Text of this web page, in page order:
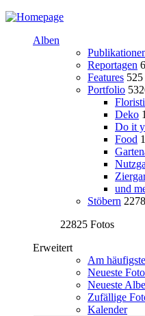
Alben
Reportagen
Features 525
Portfolio
Deko
Do it
Food
und
Stöbern
22825 Fotos
Erweitert
Am
Neueste
Neueste
Zufällige
Kalender